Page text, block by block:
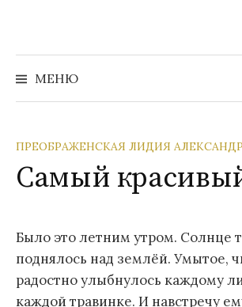
содержимому
МЕНЮ
ПРЕОБРАЖЕНСКАЯ ЛИДИЯ
Самый
Было это летним утром. Солнце
поднялось над землёй. Умытое,
радостно улыбнулось каждому
каждой травинке. И навстречу